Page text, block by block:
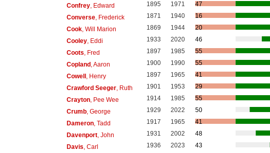
Confrey, Edward 1895 1971
47
Converse, Frederick 1871 1940
16
Cook, Will Marion 1869 1944
20
Cooley, Eddi 1933 2020
46
Coots , Fred 1897 1985
55
Copland, Aaron 1900 1990
55
Cowell, Henry 1897 1965
41
Crawford Seeger, Ruth 1901 1953
29
Crayton, Pee Wee 1914 1985
55
Crumb, George 1929 2022
50
Dameron, Tadd 1917 1965
41
Davenport, John 1931 2002
48
Davis , Carl 1936 2023
43